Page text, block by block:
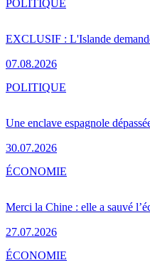
EXCLUSIF : L'Islande
07.08.2026
POLITIQUE
Une enclave espagnole
30.07.2026
POLITIQUE
Merci la Chine : elle a sauvé
27.07.2026
ÉCONOMIE
ÉCONOMIE